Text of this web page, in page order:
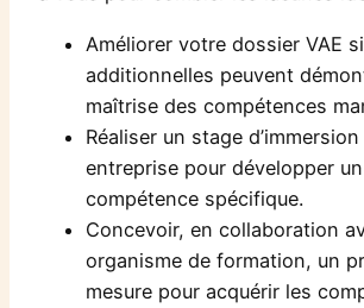
Améliorer votre dossier VAE
additionnelles peuvent
maîtrise des compétences
Réaliser un stage
entreprise pour développer
compétence spécifique.
Concevoir, en collaboration
organisme de formation, un
mesure pour acquérir les